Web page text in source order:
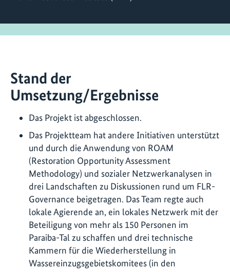
Stand der
Umsetzung/Ergebnisse
Das Projekt ist abgeschlossen.
Das Projektteam hat andere Initiativen unterstützt
und durch die Anwendung von ROAM
(Restoration Opportunity Assessment
Methodology) und sozialer Netzwerkanalysen in
drei Landschaften zu Diskussionen rund um FLR-
Governance beigetragen. Das Team regte auch
lokale Agierende an, ein lokales Netzwerk mit der
Beteiligung von mehr als 150 Personen im
Paraiba-Tal zu schaffen und drei technische
Kammern für die Wiederherstellung in
Wassereinzugsgebietskomitees (in den